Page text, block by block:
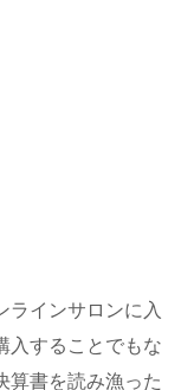
ラインサロンに入
入することでもな
算書を読み漁った